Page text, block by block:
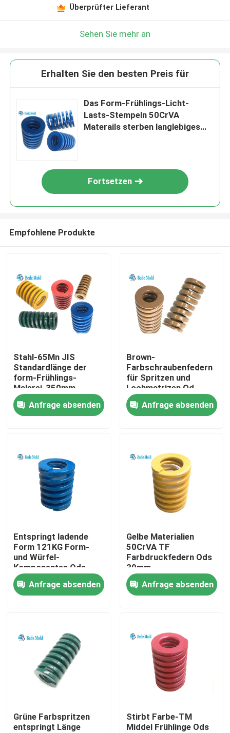
Produkte
Über uns
Fabrik-Ausflug
Qualitätskontrolle
Treten Sie mit uns in Verbindung
Fordern Sie ein Zitat
Führer-Säule und Buchsen
Überprüfter Lieferant
Sehen Sie mehr an
Erhalten Sie den besten Preis für
Das Form-Frühlings-Licht-
Lasts-Stempeln 50CrVA
Materails sterben langlebiges
Fortsetzen
Empfohlene Produkte
Stahl-65Mn JIS
Standardlänge der
form-Frühlings-
Malerei-350mm
Anfrage absenden
Brown-
Farbschraubenfedern
für Spritzen und
Lochmatrizen Od
30mm Last 360KG
Anfrage absenden
Entspringt ladende
Form 121KG Form-
und Würfel-
Komponenten Ods
30mm ID15 50CrVA
Anfrage absenden
Gelbe Materialien
50CrVA TF
Farbdruckfedern Ods
30mm
Anfrage absenden
Grüne Farbspritzen
entspringt Länge
Stirbt Farbe-TM
Middel Frühlinge Ods